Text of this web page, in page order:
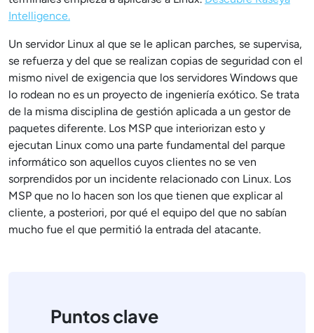
Intelligence.
Un servidor Linux al que se le aplican parches, se supervisa,
se refuerza y del que se realizan copias de seguridad con el
mismo nivel de exigencia que los servidores Windows que
lo rodean no es un proyecto de ingeniería exótico. Se trata
de la misma disciplina de gestión aplicada a un gestor de
paquetes diferente. Los MSP que interiorizan esto y
ejecutan Linux como una parte fundamental del parque
informático son aquellos cuyos clientes no se ven
sorprendidos por un incidente relacionado con Linux. Los
MSP que no lo hacen son los que tienen que explicar al
cliente, a posteriori, por qué el equipo del que no sabían
mucho fue el que permitió la entrada del atacante.
Puntos clave